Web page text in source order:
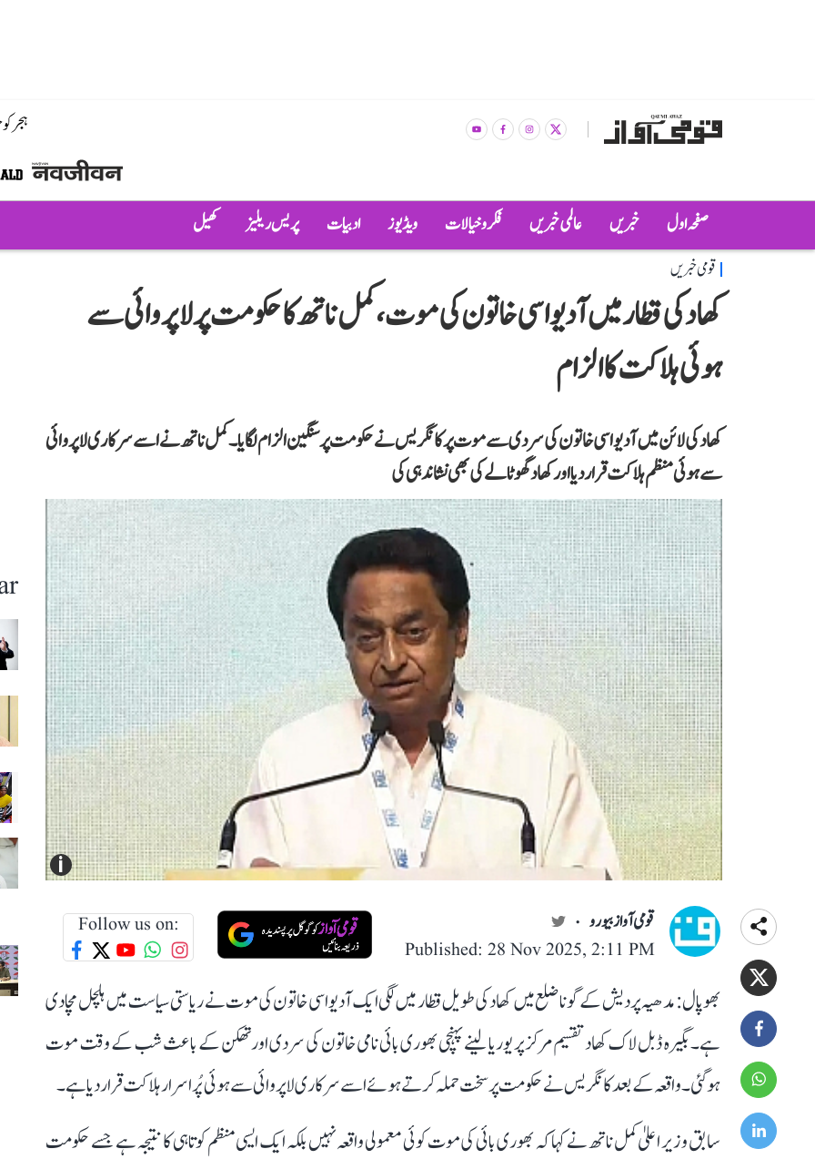
ہجر
صفحہ اول خبریں عالمی خبریں فکر و خیالات ویڈیوز ادبیات پریس ریلیز کھیل
قومی خبریں
کھاد کی قطار میں آدیواسی خاتون کی موت، کمل ناتھ کا حکومت پر لاپروائی سے
ہوئی ہلاکت کا الزام
کھاد کی لائن میں آدیواسی خاتون کی سردی سے موت پر کانگریس نے حکومت پر سنگین الزام لگایا۔ کمل ناتھ نے اسے سرکاری لاپروائی
سے ہوئی منظم ہلاکت قرار دیا اور کھاد گھوٹالے کی بھی نشاندہی کی
i
قومی آواز بیورو
Published: 28 Nov 2025, 2:11 PM
Follow us on:
بھوپال: مدھیہ پردیش کے گونا ضلع میں کھاد کی طویل قطار میں لگی ایک آدیواسی خاتون کی موت نے ریاستی سیاست میں ہلچل مچا دی
ہے۔ بگیرہ ڈبل لاک کھاد تقسیم مرکز پر یوریا لینے پہنچی بھوری بائی نامی خاتون کی سردی اور تھکن کے باعث شب کے وقت موت
ہوگئی۔ واقعہ کے بعد کانگریس نے حکومت پر سخت حملہ کرتے ہوئے اسے سرکاری لاپروائی سے ہوئی پُر اسرار ہلاکت قرار دیا ہے۔
سابق وزیر اعلیٰ کمل ناتھ نے کہا کہ بھوری بائی کی موت کوئی معمولی واقعہ نہیں بلکہ ایک ایسی منظم کوتاہی کا نتیجہ ہے جسے حکومت